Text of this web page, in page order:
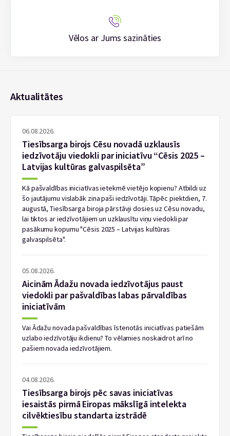
Vēlos ar Jums sazināties
Aktualitātes
06.08.2026.
Tiesībsarga birojs Cēsu novadā uzklausīs
iedzīvotāju viedokli par iniciatīvu “Cēsis 2025 –
Latvijas kultūras galvaspilsēta”
Kā pašvaldības iniciatīvas ietekmē vietējo kopienu? Atbildi uz
šo jautājumu vislabāk zina paši iedzīvotāji. Tāpēc piektdien, 7.
augustā, Tiesībsarga biroja pārstāvji dosies uz Cēsu novadu,
lai tiktos ar iedzīvotājiem un uzklausītu viņu viedokli par
pasākumu kopumu "Cēsis 2025 – Latvijas kultūras
galvaspilsēta".
05.08.2026.
Aicinām Ādažu novada iedzīvotājus paust
viedokli par pašvaldības labas pārvaldības
iniciatīvām
Vai Ādažu novada pašvaldības īstenotās iniciatīvas patiešām
uzlabo iedzīvotāju ikdienu? To vēlamies noskaidrot arī no
pašiem novada iedzīvotājiem.
04.08.2026.
Tiesībsarga birojs pēc savas iniciatīvas
iesaistās pirmā Eiropas mākslīgā intelekta
cilvēktiesību standarta izstrādē